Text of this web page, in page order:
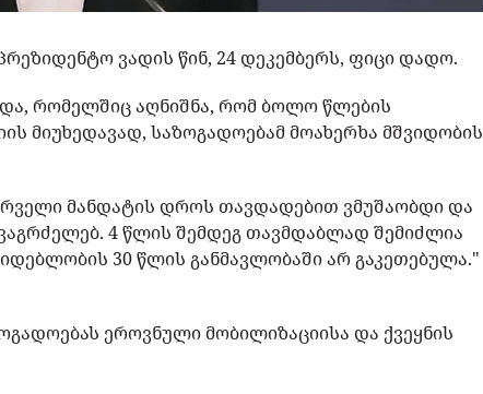
ვადის წინ, 24 დეკემბერს, ფიცი დადო.
რომელშიც აღნიშნა, რომ ბოლო წლების
მიუხედავად, საზოგადოებამ მოახერხა მშვიდობის
მანდატის დროს თავდადებით ვმუშაობდი და
4 წლის შემდეგ თავმდაბლად შემიძლია
30 წლის განმავლობაში არ გაკეთებულა."
ეროვნული მობილიზაციისა და ქვეყნის